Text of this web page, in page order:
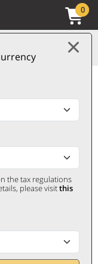
the tax regulations
please visitthis
0